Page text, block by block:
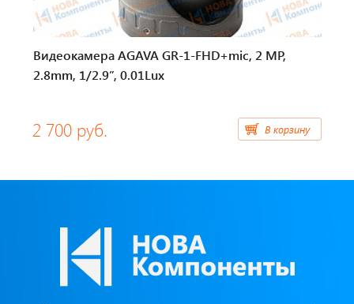
Датчики скорости
Картриджи для принтеров этикеток
Переходники, оси датчиков скорости
Картридеры для смарт-карт
Пломбировочные материалы
Видеокамера AGAVA GR-1-FHD+mic, 2 МР,
2.8mm, 1/2.9”, 0.01Lux
2 700 руб. В корзину